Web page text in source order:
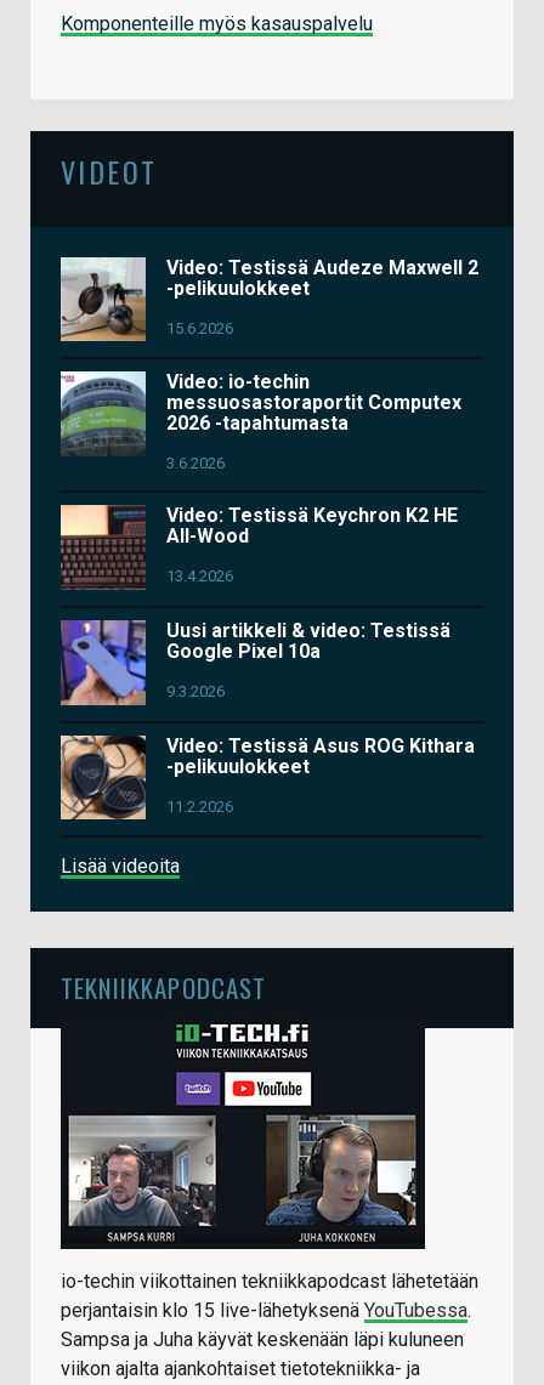
Komponenteille myös kasauspalvelu
VIDEOT
Video: Testissä Audeze Maxwell 2
-pelikuulokkeet
15.6.2026
Video: io-techin
messuosastoraportit Computex
2026 -tapahtumasta
3.6.2026
Video: Testissä Keychron K2 HE
All-Wood
13.4.2026
Uusi artikkeli & video: Testissä
Google Pixel 10a
9.3.2026
Video: Testissä Asus ROG Kithara
-pelikuulokkeet
11.2.2026
Lisää videoita
TEKNIIKKAPODCAST
io-techin viikottainen tekniikkapodcast lähetetään
perjantaisin klo 15 live-lähetyksenä YouTubessa.
Sampsa ja Juha käyvät keskenään läpi kuluneen
viikon ajalta ajankohtaiset tietotekniikka- ja